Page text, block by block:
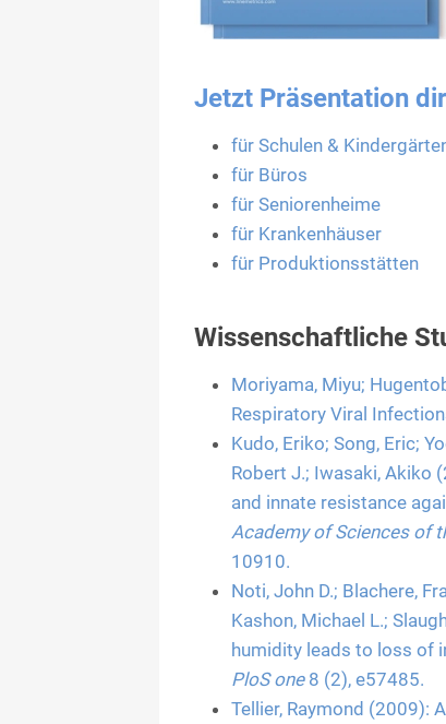
Jetzt Präsentation
für Schulen &
für Büros
für Seniorenheime
für Krankenhäuser
für Produktionsstätten
Wissenschaftliche
Moriyama, Miyu;
Respiratory Viral
Kudo, Eriko; Song, Eric;
Robert J.; Iwasaki, Akiko
and innate resistance
Academy of Sciences of
10910.
Noti, John D.; Blachere,
Kashon, Michael L.;
humidity leads to loss of
PloS one 8 (2), e57485.
Tellier, Raymond (2009):